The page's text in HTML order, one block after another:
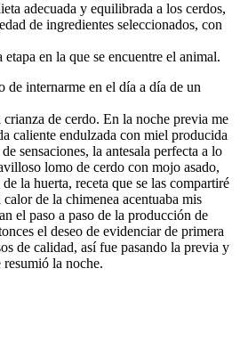
adecuada y equilibrada a los cerdos,
de ingredientes seleccionados, con
en la que se encuentre el animal.
de internarme en el día a día de un
de cerdo. En la noche previa me
caliente endulzada con miel producida
sensaciones, la antesala perfecta a lo
lomo de cerdo con mojo asado,
la huerta, receta que se las compartiré
de la chimenea acentuaba mis
el paso a paso de la producción de
el deseo de evidenciar de primera
de calidad, así fue pasando la previa y
resumió la noche.